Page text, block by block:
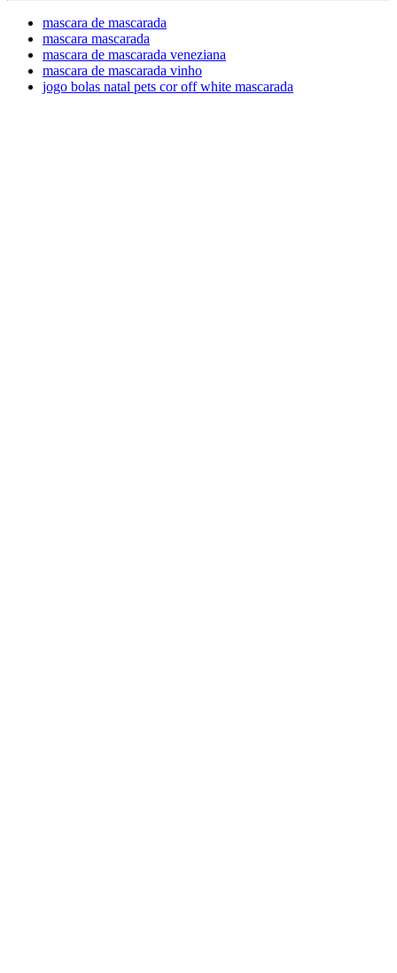
mascara de mascarada
mascara mascarada
mascara de mascarada veneziana
mascara de mascarada vinho
jogo bolas natal pets cor off white mascarada